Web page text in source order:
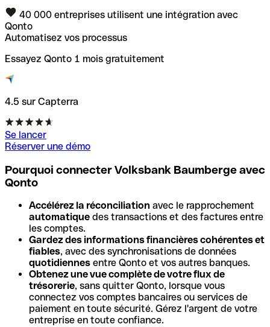
40 000 entreprises utilisent une intégration avec
Qonto
Automatisez vos processus
Essayez Qonto 1 mois gratuitement
4.5 sur Capterra
Se lancer
Réserver une démo
Pourquoi connecter Volksbank Baumberge avec
Qonto
Accélérez la réconciliation avec le rapprochement
automatique des transactions et des factures entre
les comptes.
Gardez des informations financières cohérentes et
fiables, avec des synchronisations de données
quotidiennes entre Qonto et vos autres banques.
Obtenez une vue complète de votre flux de
trésorerie, sans quitter Qonto, lorsque vous
connectez vos comptes bancaires ou services de
paiement en toute sécurité. Gérez l'argent de votre
entreprise en toute confiance.